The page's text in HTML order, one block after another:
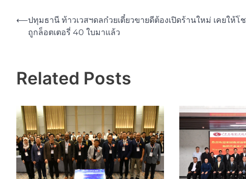
Post
navigation
⟵ปทุมธานี ท้าวเวสฯดลก๋วยเตี๋ยวขายดีต้องเปิดร้านใหม่ เคยให้โ
ถูกล็อตเตอรี่ 40 ใบมาแล้ว
Related Posts